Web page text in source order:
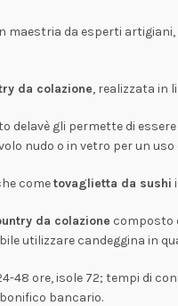
maestria da esperti
da colazione, realizzata in
delavè gli permette di
nudo o in vetro per un uso
cometovaglietta da sushi
da colazione composto
utilizzare candeggina in
48 ore, isole 72; tempi di
bancario.